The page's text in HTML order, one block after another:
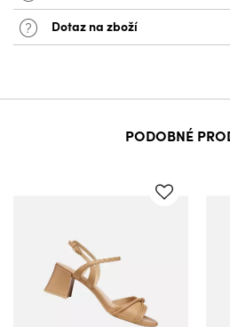
Dotaz na zboží
PODOBNÉ